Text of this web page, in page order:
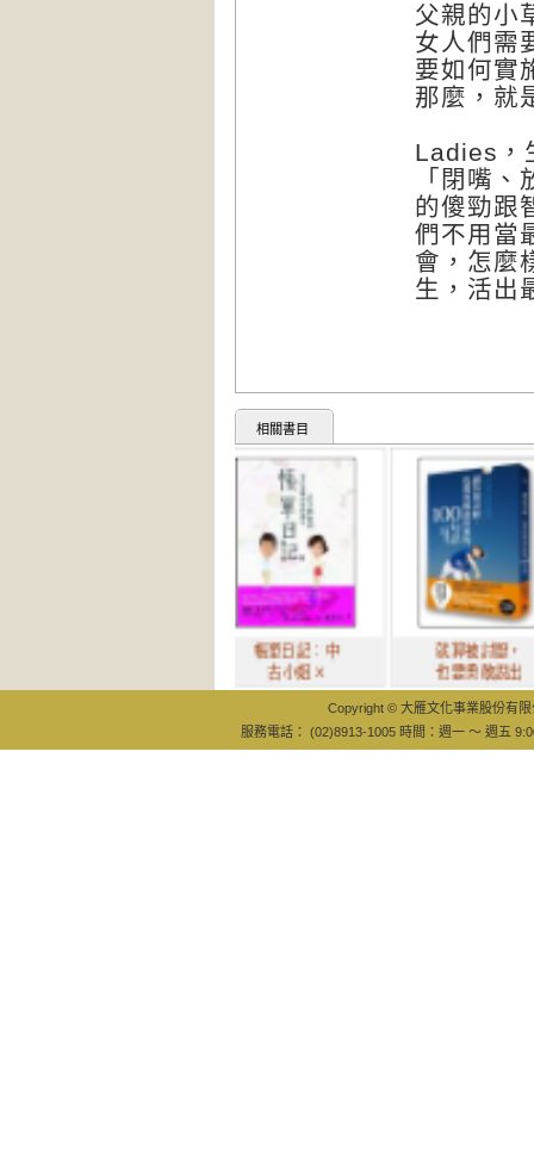
父親的小
女人們需
要如何實
那麼，就
Ladies，
「閉嘴
的傻勁跟
們不用當
會，怎麼
生，活出
相關書目
帳單日記：中
就算被討厭，
也要勇敢說出
Copyright © 大雁文化事業股份有
服務電話： (02)8913-1005 時間：週一 ～ 週五